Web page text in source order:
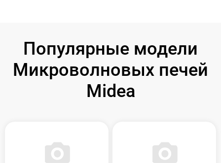
Популярные модели
Микроволновых печей
Midea